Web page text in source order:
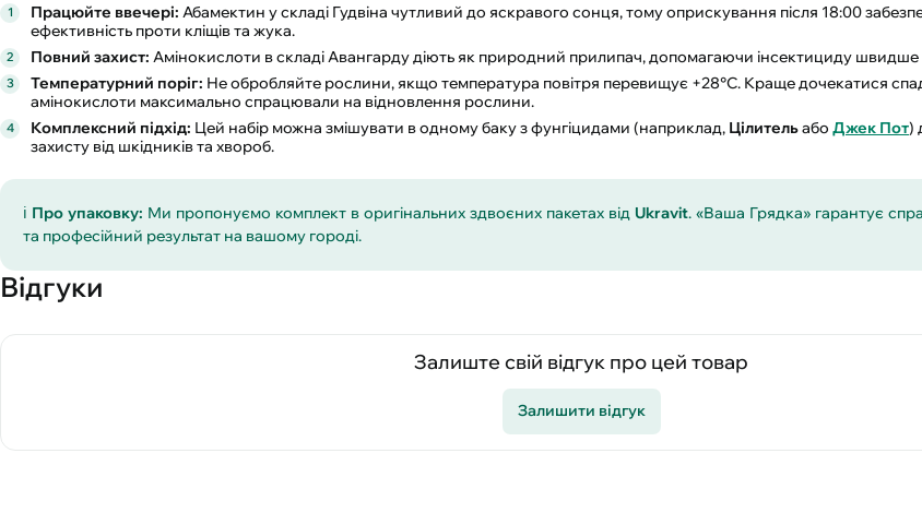
Працюйте ввечері: Абамектин у складі Гудвіна чутливий до яскравого сонця, тому оприскування після 18:00
ефективність проти кліщів та жука.
Повний захист: Амінокислоти в складі Авангарду діють як природний прилипач, допомагаючи інсектициду
Температурний поріг: Не обробляйте рослини, якщо температура повітря перевищує +28°C. Краще дочекатися
амінокислоти максимально спрацювали на відновлення рослини.
Комплексний підхід: Цей набір можна змішувати в одному баку з фунгіцидами (наприклад, Цілительабо Джек Пот)
захисту від шкідників та хвороб.
ℹ️ Про упаковку: Ми пропонуємо комплект в оригінальних здвоєних пакетах від Ukravit. «Ваша Грядка» гарантує
та професійний результат на вашому городі.
Відгуки
Залиште свій відгук про цей товар
Залишити відгук